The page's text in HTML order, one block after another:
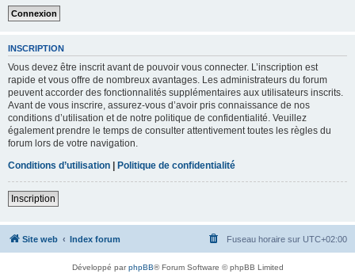
INSCRIPTION
Vous devez être inscrit avant de pouvoir vous connecter. L’inscription est
rapide et vous offre de nombreux avantages. Les administrateurs du forum
peuvent accorder des fonctionnalités supplémentaires aux utilisateurs inscrits.
Avant de vous inscrire, assurez-vous d’avoir pris connaissance de nos
conditions d’utilisation et de notre politique de confidentialité. Veuillez
également prendre le temps de consulter attentivement toutes les règles du
forum lors de votre navigation.
Conditions d’utilisation | Politique de confidentialité
Inscription
Site web Index forum Fuseau horaire sur UTC+02:00
Développé parphpBB® Forum Software © phpBB Limited